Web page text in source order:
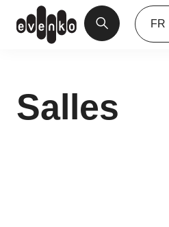
FR
Salles